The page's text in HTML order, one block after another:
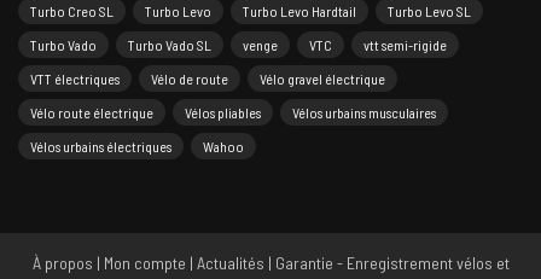
Turbo Creo SL
Turbo Levo Turbo Levo Hardtail
Turbo Levo SL
Turbo Vado
Turbo Vado SL venge VTC
vtt semi-rigide
VTT électriques
Vélo de route
Vélo gravel électrique
Vélo route électrique
Vélos pliables
Vélos urbains musculaires
Vélos urbains électriques
Wahoo
À propos | Mon compte | Actualités | Garantie - Enregistrement vélos et